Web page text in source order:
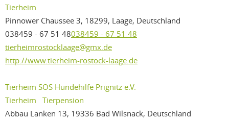
Tierheim
Pinnower Chaussee 3, 18299, Laage, Deutschland
038459 - 67 51 48038459 - 67 51 48
tierheimrostocklaage@gmx.de
http://www.tierheim-rostock-laage.de
Tierheim SOS Hundehilfe Prignitz e.V.
Tierheim
Tierpension
Abbau Lanken 13, 19336 Bad Wilsnack, Deutschland